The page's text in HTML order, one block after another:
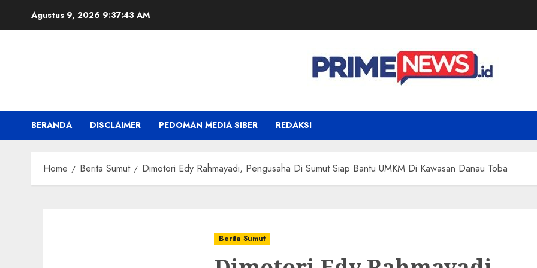
Agustus 9, 2026 9:37:44 AM
BERANDA DISCLAIMER PEDOMAN MEDIA SIBER REDAKSI
Home Berita Sumut Dimotori Edy Rahmayadi, Pengusaha Di Sumut Siap Bantu UMKM Di Kawasan Danau Toba
Berita Sumut